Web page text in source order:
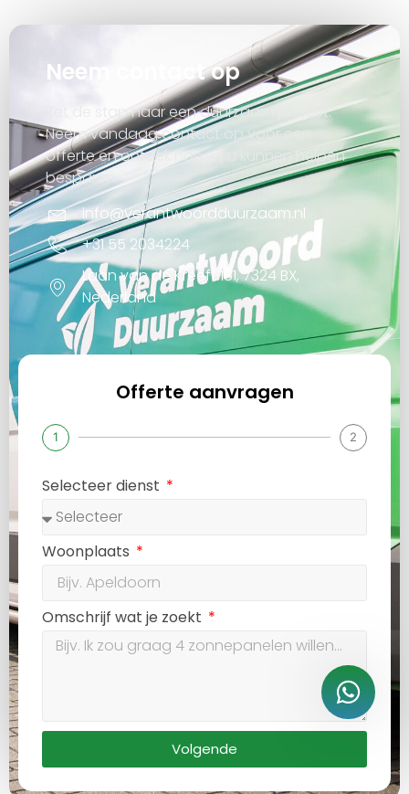
Neem contact op
Zet de stap naar een duurzaam project.
Neem vandaag contact op voor een
offerte en ontdek hoe wij u kunnen helpen
besparen.
info@verantwoordduurzaam.nl
+31 55 2034224
Laan van de Kreeft 181, 7324 BX,
Nederland
Offerte aanvragen
1 2
Selecteer dienst
Woonplaats
Omschrijf wat je zoekt
Volgende